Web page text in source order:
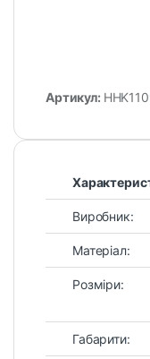
Артикул:
Виробник:
Матеріал:
Розміри:
Габарити: